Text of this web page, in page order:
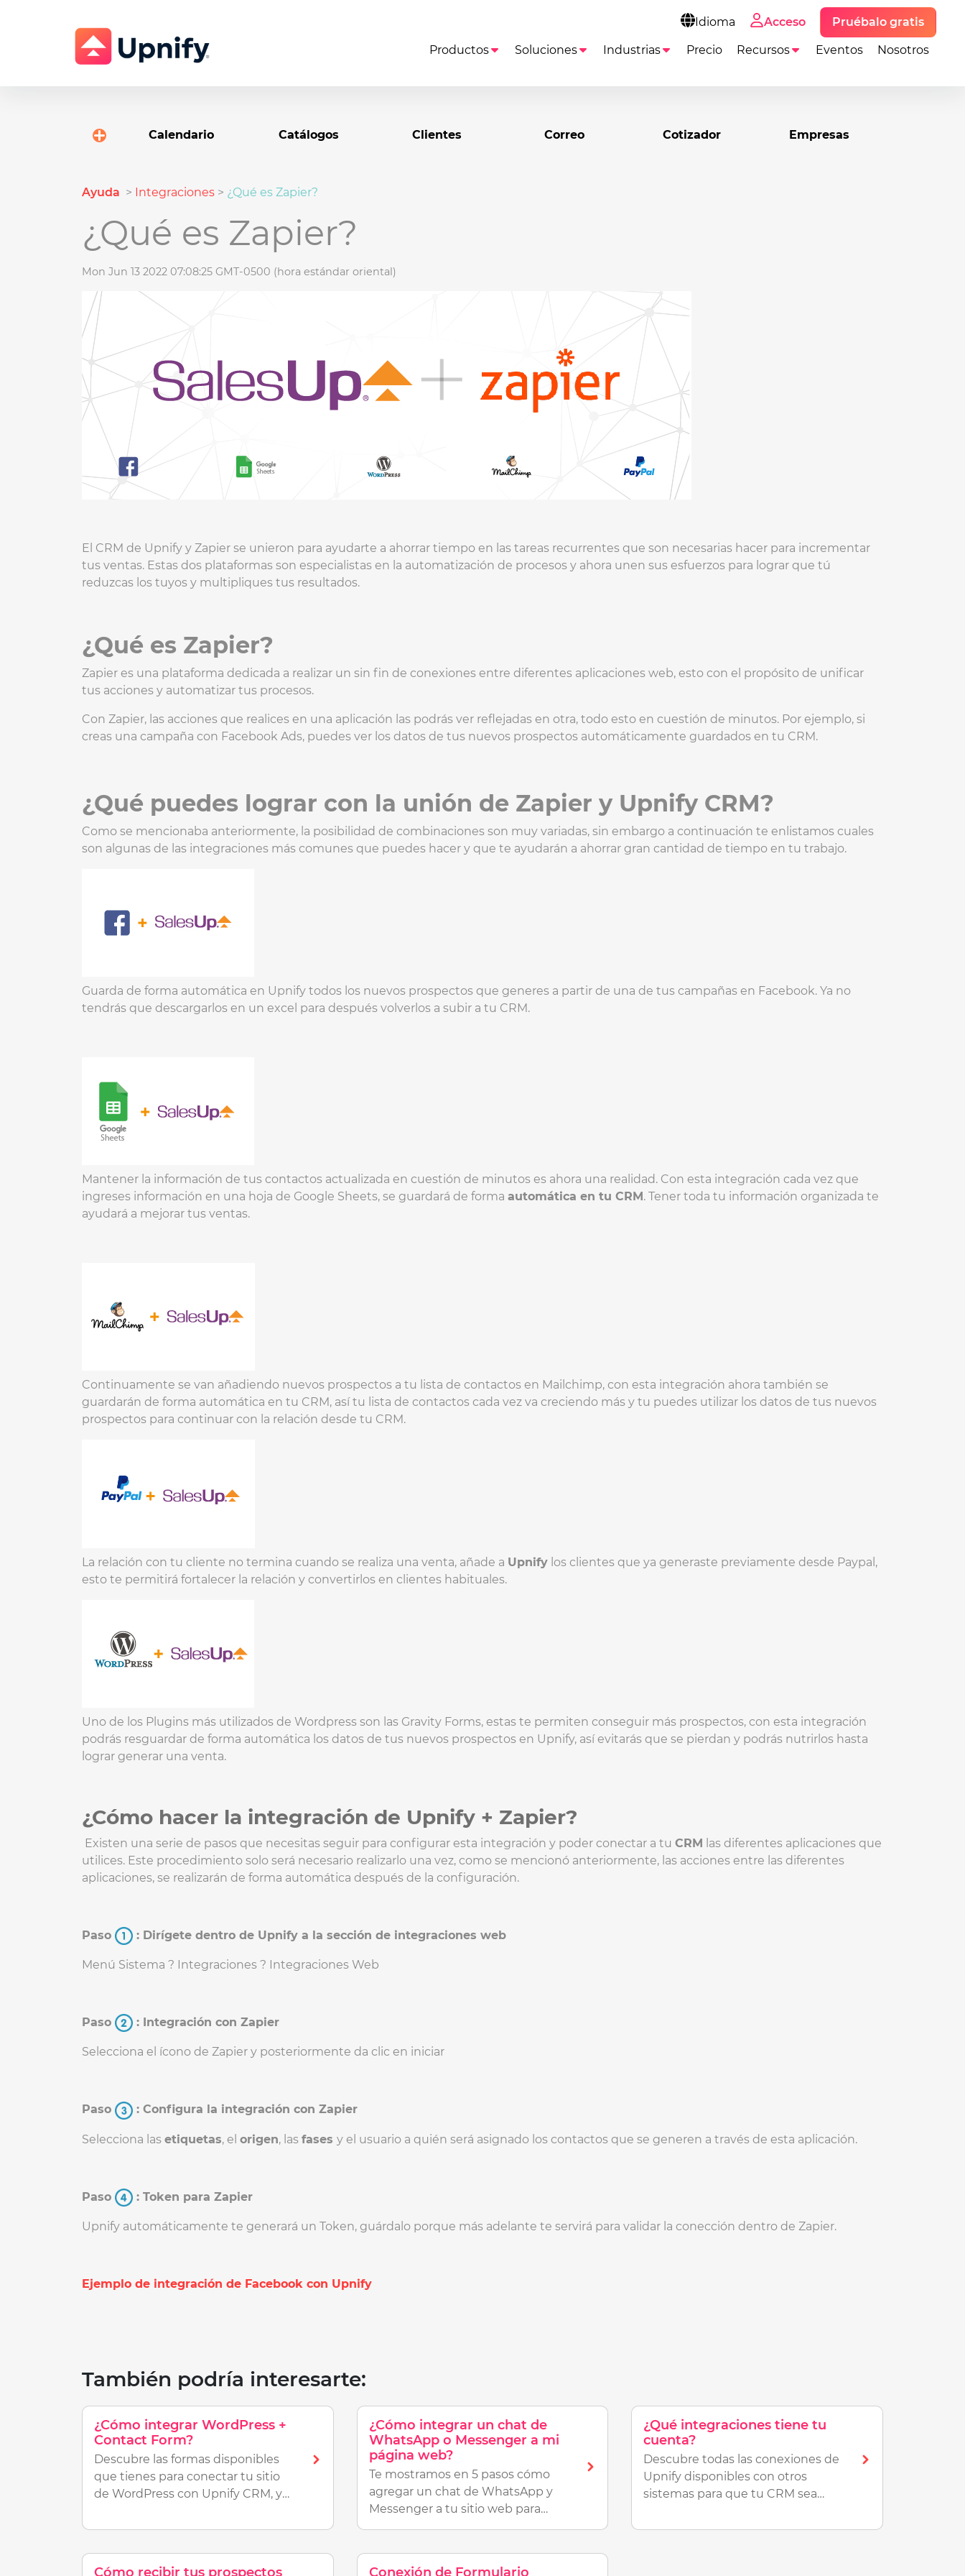
Idioma Acceso Pruébalo gratis
Productos Soluciones Industrias Precio Recursos Eventos Nosotros
Calendario Catálogos Clientes Correo Cotizador Empresas
Ayuda > Integraciones > ¿Qué es Zapier?
¿Qué es Zapier?
Mon Jun 13 2022 07:08:25 GMT-0500 (hora estándar oriental)
El CRM de Upnify y Zapier se unieron para ayudarte a ahorrar tiempo en las tareas recurrentes que son necesarias hacer para incrementar
tus ventas. Estas dos plataformas son especialistas en la automatización de procesos y ahora unen sus esfuerzos para lograr que tú
reduzcas los tuyos y multipliques tus resultados.
¿Qué es Zapier?
Zapier es una plataforma dedicada a realizar un sin fin de conexiones entre diferentes aplicaciones web, esto con el propósito de unificar
tus acciones y automatizar tus procesos.
Con Zapier, las acciones que realices en una aplicación las podrás ver reflejadas en otra, todo esto en cuestión de minutos. Por ejemplo, si
creas una campaña con Facebook Ads, puedes ver los datos de tus nuevos prospectos automáticamente guardados en tu CRM.
¿Qué puedes lograr con la unión de Zapier y Upnify CRM?
Como se mencionaba anteriormente, la posibilidad de combinaciones son muy variadas, sin embargo a continuación te enlistamos cuales
son algunas de las integraciones más comunes que puedes hacer y que te ayudarán a ahorrar gran cantidad de tiempo en tu trabajo.
Guarda de forma automática en Upnify todos los nuevos prospectos que generes a partir de una de tus campañas en Facebook. Ya no
tendrás que descargarlos en un excel para después volverlos a subir a tu CRM.
Mantener la información de tus contactos actualizada en cuestión de minutos es ahora una realidad. Con esta integración cada vez que
ingreses información en una hoja de Google Sheets, se guardará de forma automática en tu CRM. Tener toda tu información organizada te
ayudará a mejorar tus ventas.
Continuamente se van añadiendo nuevos prospectos a tu lista de contactos en Mailchimp, con esta integración ahora también se
guardarán de forma automática en tu CRM, así tu lista de contactos cada vez va creciendo más y tu puedes utilizar los datos de tus nuevos
prospectos para continuar con la relación desde tu CRM.
La relación con tu cliente no termina cuando se realiza una venta, añade a Upnify los clientes que ya generaste previamente desde Paypal,
esto te permitirá fortalecer la relación y convertirlos en clientes habituales.
Uno de los Plugins más utilizados de Wordpress son las Gravity Forms, estas te permiten conseguir más prospectos, con esta integración
podrás resguardar de forma automática los datos de tus nuevos prospectos en Upnify, así evitarás que se pierdan y podrás nutrirlos hasta
lograr generar una venta.
¿Cómo hacer la integración de Upnify + Zapier?
Existen una serie de pasos que necesitas seguir para configurar esta integración y poder conectar a tu CRM las diferentes aplicaciones que
utilices. Este procedimiento solo será necesario realizarlo una vez, como se mencionó anteriormente, las acciones entre las diferentes
aplicaciones, se realizarán de forma automática después de la configuración.
Paso : Dirígete dentro de Upnify a la sección de integraciones web
Menú Sistema ? Integraciones ? Integraciones Web
Paso : Integración con Zapier
Selecciona el ícono de Zapier y posteriormente da clic en iniciar
Paso : Configura la integración con Zapier
Selecciona las etiquetas, el origen, las fases y el usuario a quién será asignado los contactos que se generen a través de esta aplicación.
Paso : Token para Zapier
Upnify automáticamente te generará un Token, guárdalo porque más adelante te servirá para validar la conección dentro de Zapier.
Ejemplo de integración de Facebook con Upnify
También podría interesarte:
¿Cómo integrar WordPress +
Contact Form?
Descubre las formas disponibles
que tienes para conectar tu sitio
de WordPress con Upnify CRM, y
¿Cómo integrar un chat de
WhatsApp o Messenger a mi
página web?
Te mostramos en 5 pasos cómo
agregar un chat de WhatsApp y
Messenger a tu sitio web para
mejorar la atención con tus
¿Qué integraciones tiene tu
cuenta?
Descubre todas las conexiones de
Upnify disponibles con otros
sistemas para que tu CRM sea
más eficientes.
Cómo recibir tus prospectos Conexión de Formulario